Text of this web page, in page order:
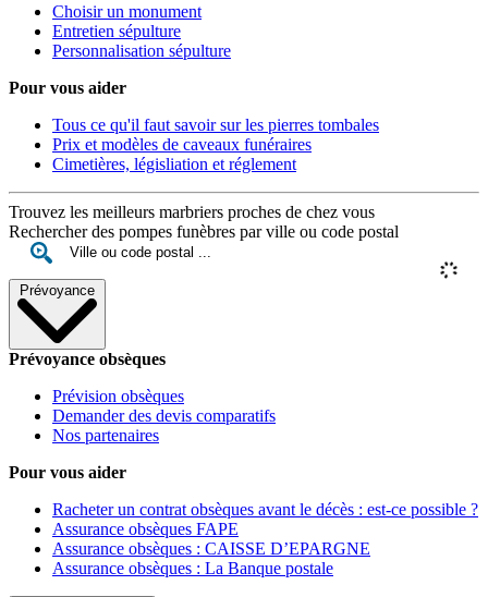
Choisir un monument
Entretien sépulture
Personnalisation sépulture
Pour vous aider
Tous ce qu'il faut savoir sur les pierres tombales
Prix et modèles de caveaux funéraires
Cimetières, législiation et réglement
Trouvez les meilleurs marbriers proches de chez vous
Rechercher des pompes funèbres par ville ou code postal
Prévoyance
Prévoyance obsèques
Prévision obsèques
Demander des devis comparatifs
Nos partenaires
Pour vous aider
Racheter un contrat obsèques avant le décès : est-ce possible ?
Assurance obsèques FAPE
Assurance obsèques : CAISSE D’EPARGNE
Assurance obsèques : La Banque postale